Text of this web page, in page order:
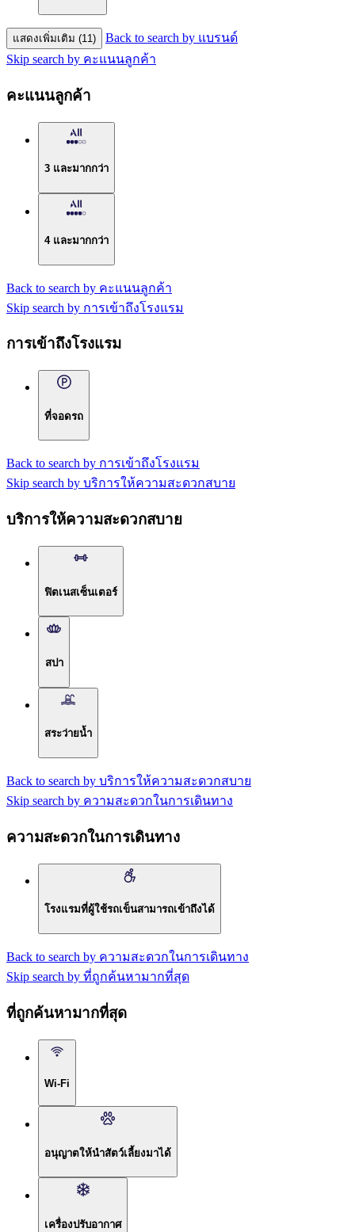
แสดงเพิ่มเติม (11)
Back to search by แบรนด์
Skip search by คะแนนลูกค้า
คะแนนลูกค้า
3 และมากกว่า
4 และมากกว่า
Back to search by คะแนนลูกค้า
Skip search by การเข้าถึงโรงแรม
การเข้าถึงโรงแรม
ที่จอดรถ
Back to search by การเข้าถึงโรงแรม
Skip search by บริการให้ความสะดวกสบาย
บริการให้ความสะดวกสบาย
ฟิตเนสเซ็นเตอร์
สปา
สระว่ายน้ำ
Back to search by บริการให้ความสะดวกสบาย
Skip search by ความสะดวกในการเดินทาง
ความสะดวกในการเดินทาง
โรงแรมที่ผู้ใช้รถเข็นสามารถเข้าถึงได้
Back to search by ความสะดวกในการเดินทาง
Skip search by ที่ถูกค้นหามากที่สุด
ที่ถูกค้นหามากที่สุด
Wi-Fi
อนุญาตให้นำสัตว์เลี้ยงมาได้
เครื่องปรับอากาศ